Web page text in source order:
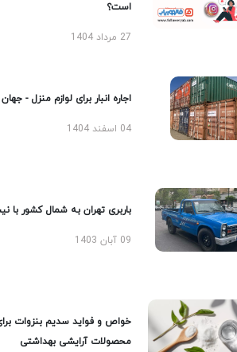
است؟
27 مرداد 1404
اجاره انبار برای لوازم منزل - جهان
04 اسفند 1404
باربری تهران به شمال کشور با
09 آبان 1403
خواص و فواید سدیم بنزوات
محصولات آرایشی بهداشتی